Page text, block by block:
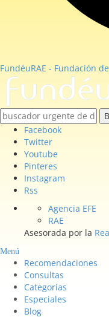
FundéuRAE - Fundación
Facebook
Twitter
Youtube
Pinteres
Instagram
Rss
Agencia EFE
RAE
Asesorada por la
Menú
Recomendaciones
Consultas
Categorías
Especiales
Blog